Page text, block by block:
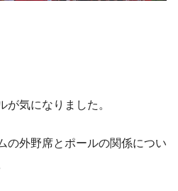
が気になりました。
の外野席とポールの関係につい